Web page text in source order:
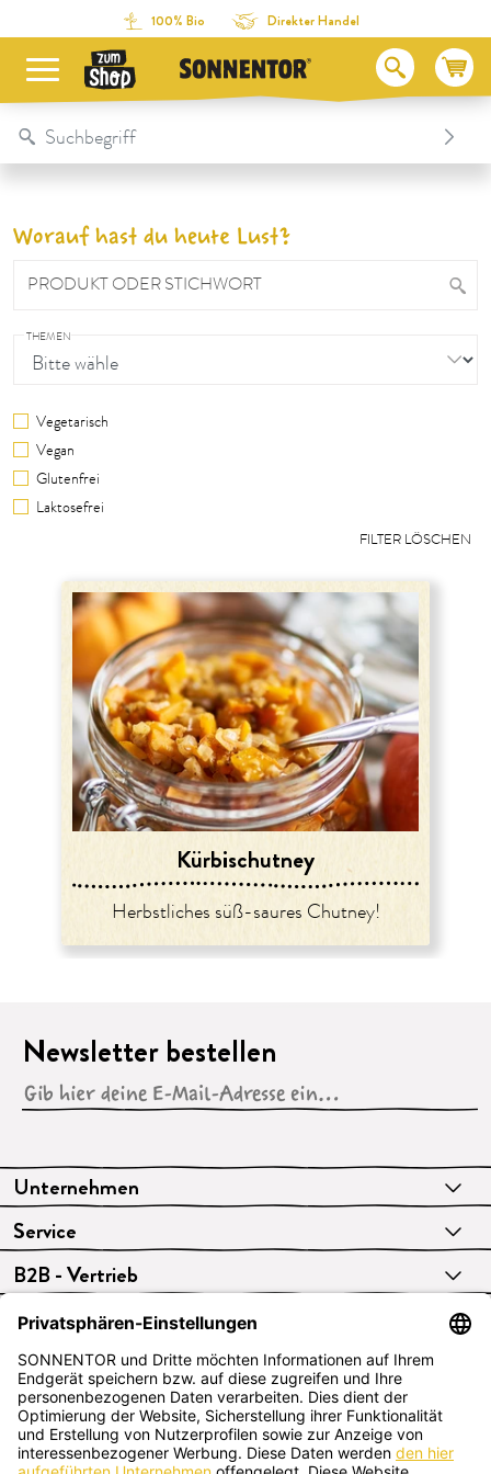
Direkt zum Inhalt
Zum Inhaltsverzeichnis
Direkt zum Menü 100% Bio Direkter Handel
Table Of Content
Worauf hast du heute Lust?
PRODUKT ODER STICHWORT
THEMEN
Vegetarisch
Vegan
Glutenfrei
Laktosefrei
FILTER LÖSCHEN
Kürbischutney
Herbstliches süß-saures Chutney!
Unternehmen
Service
B2B - Vertrieb
Newsletter bestellen
Deutsch
SONNENTOR Kräuterhandels GMBH